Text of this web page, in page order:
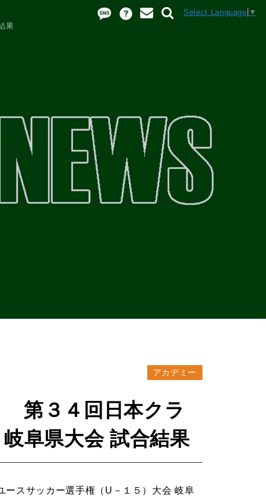
Select Language ▼
果
アカデミー
第３４回日本クラ
阜県大会 試合結果
スサッカー選手権（U－１５）大会 岐阜